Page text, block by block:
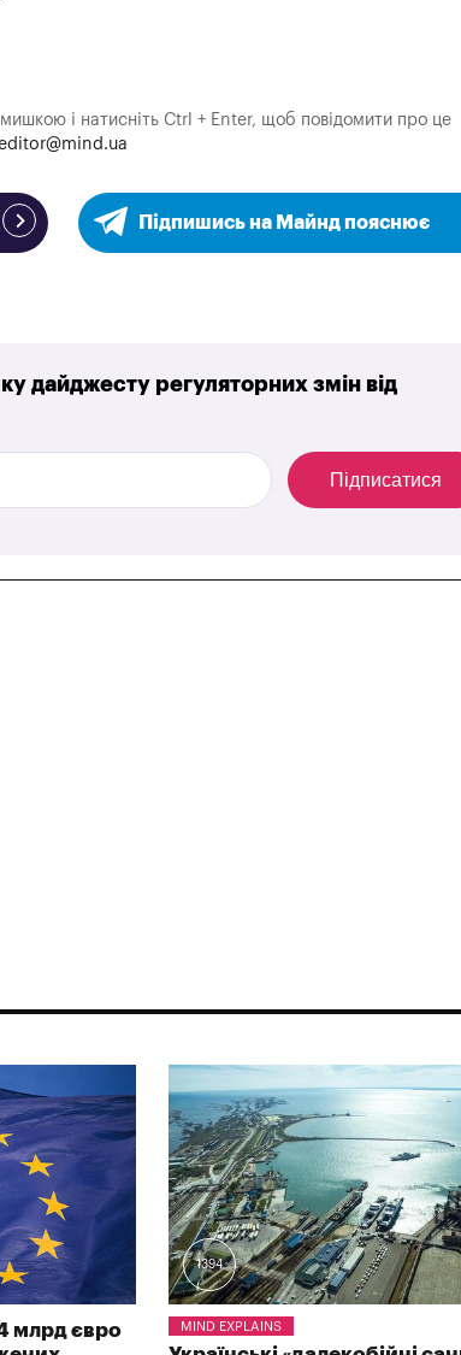
і натисніть Ctrl + Enter, щоб повідомити про це
Підпишись на Майнд пояснює
дайджесту регуляторних змін від
Підписатися
млрд євро
1394
MIND EXPLAINS